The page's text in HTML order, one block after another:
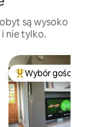
są wysoko
nie tylko.
Wybór gości